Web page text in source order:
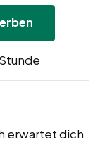
erwartet dich